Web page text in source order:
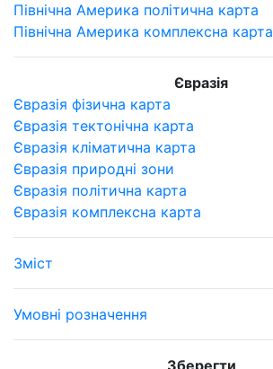
Північна Америка політична карта
Північна Америка комплексна карта
Євразія
Євразія фізична карта
Євразія тектонічна карта
Євразія кліматична карта
Євразія природні зони
Євразія політична карта
Євразія комплексна карта
Зміст
Умовні розначення
Зберегти